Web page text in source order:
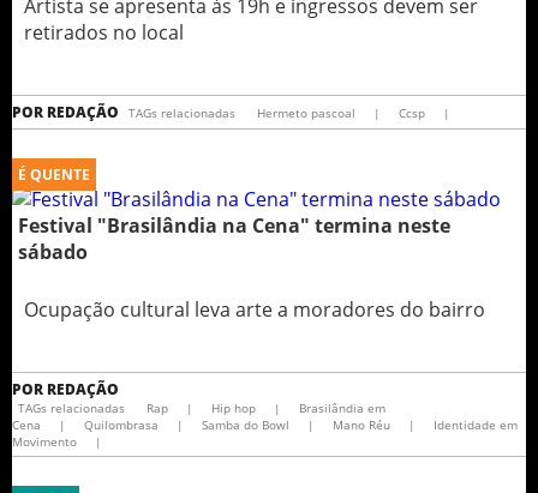
Artista se apresenta às 19h e ingressos devem ser
retirados no local
POR REDAÇÃO TAGs relacionadas Hermeto pascoal | Ccsp |
É QUENTE
Festival "Brasilândia na Cena" termina neste
sábado
Ocupação cultural leva arte a moradores do bairro
POR REDAÇÃO
TAGs relacionadas Rap | Hip hop |
Brasilândia em
Cena
| Quilombrasa | Samba do Bowl | Mano Réu |
Identidade em
Movimento
|